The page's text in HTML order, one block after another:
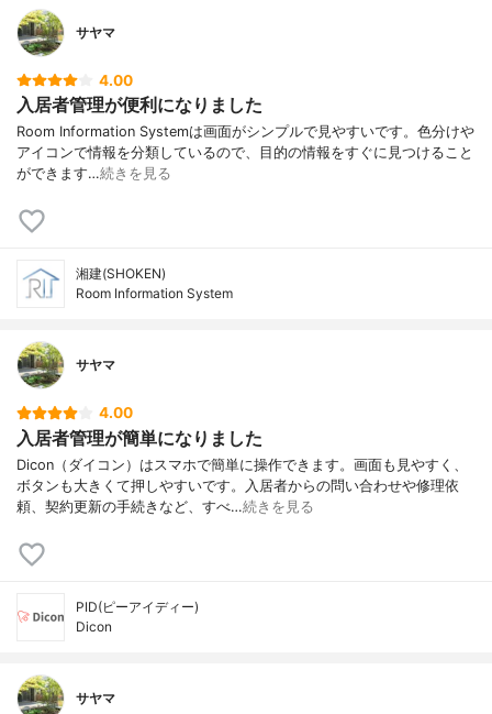
サヤマ
4.00
入居者管理が便利になりました
Room Information Systemは画面がシンプルで見やすいです。色分けや
アイコンで情報を分類しているので、目的の情報をすぐに見つけること
ができます…続きを見る
湘建(SHOKEN)
Room Information System
サヤマ
4.00
入居者管理が簡単になりました
Dicon（ダイコン）はスマホで簡単に操作できます。画面も見やすく、
ボタンも大きくて押しやすいです。入居者からの問い合わせや修理依
頼、契約更新の手続きなど、すべ…続きを見る
PID(ピーアイディー)
Dicon
サヤマ